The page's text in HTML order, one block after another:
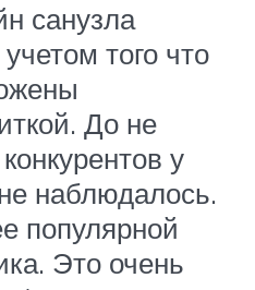
санузла
того что
До не
у
наблюдалось.
популярной
Это очень